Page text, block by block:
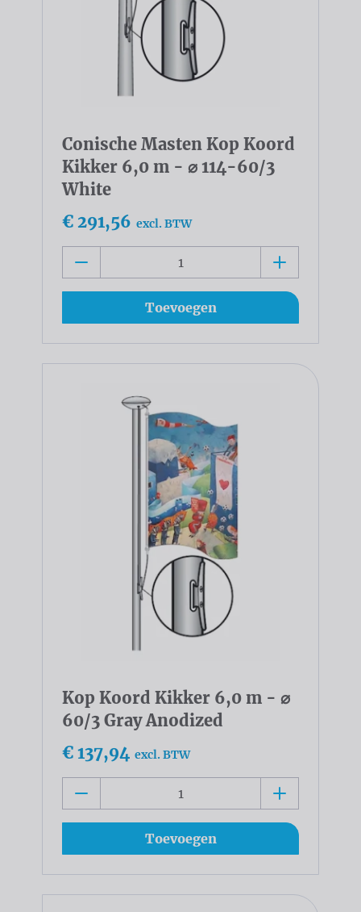
Conische Masten Kop Koord
Kikker 6,0 m - ⌀ 114-60/3
White
€ 291,56 excl. BTW
Toevoegen
Kop Koord Kikker 6,0 m - ⌀
60/3 Gray Anodized
€ 137,94 excl. BTW
Toevoegen